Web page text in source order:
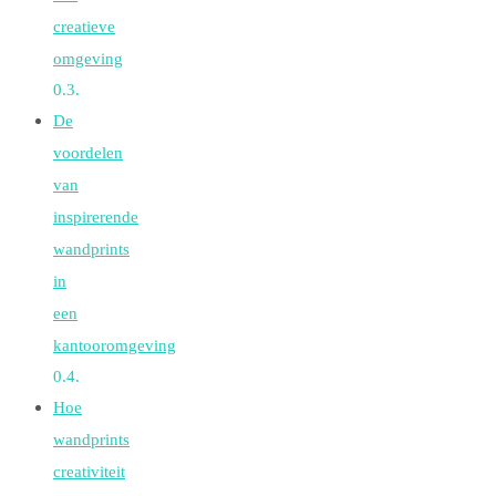
creatieve
omgeving
De
voordelen
van
inspirerende
wandprints
in
een
kantooromgeving
Hoe
wandprints
creativiteit